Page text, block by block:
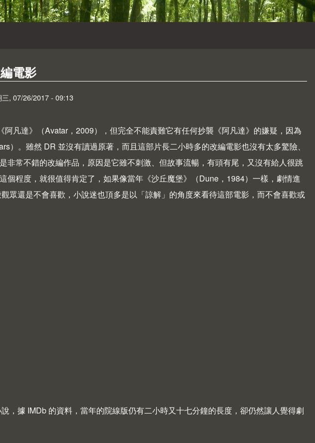
電影
, 07/26/2017 - 09:13
阿凡達》（Avatar ，2009），但完全不能責難它有任何抄襲《阿凡達》的嫌疑，因為
）。雖然 DR 並沒有讀過原著，而且這部片長二小時多的改編電影也沒有太多驚險、
非常不錯的改編作品，原因是它雖不刺激、但故事流暢，有頭有尾，又沒有給人很跳
個程度，就很值得肯定了，如果像當年《沙丘魔堡》（Dune ，1984）一樣，劇情進
還是不會喜歡，小說迷也頂多是以「諒解」的角度來看待這部電影，而不會喜歡或
，據 IMDb 的資料，當年的院線版仍有二小時又十七分鐘的長度，卻仍然讓人覺得劇